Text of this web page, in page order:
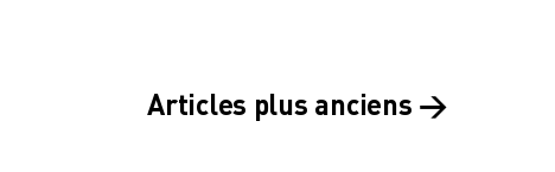
Articles plus anciens →